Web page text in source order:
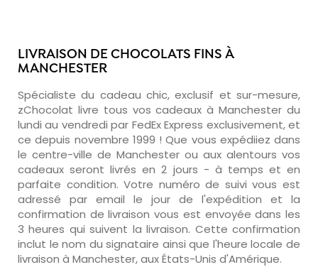
LIVRAISON DE CHOCOLATS FINS À
MANCHESTER
Spécialiste du cadeau chic, exclusif et sur-mesure,
zChocolat livre tous vos cadeaux à Manchester du
lundi au vendredi par FedEx Express exclusivement, et
ce depuis novembre 1999 ! Que vous expédiiez dans
le centre-ville de Manchester ou aux alentours vos
cadeaux seront livrés en 2 jours - à temps et en
parfaite condition. Votre numéro de suivi vous est
adressé par email le jour de l'expédition et la
confirmation de livraison vous est envoyée dans les
3 heures qui suivent la livraison. Cette confirmation
inclut le nom du signataire ainsi que l'heure locale de
livraison à Manchester, aux États-Unis d'Amérique.